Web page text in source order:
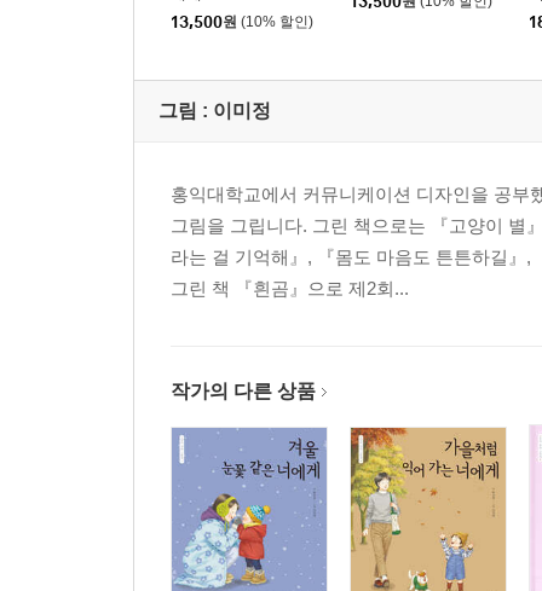
13,500원 (10% 할인)
그림 : 이미정
홍익대학교에서 커뮤니케이션 디자인을 공
그림을 그립니다. 그린 책으로는 『고양이 별
라는 걸 기억해』, 『몸도 마음도 튼튼하길』
그린 책 『흰곰』으로 제2회...
작가의 다른 상품